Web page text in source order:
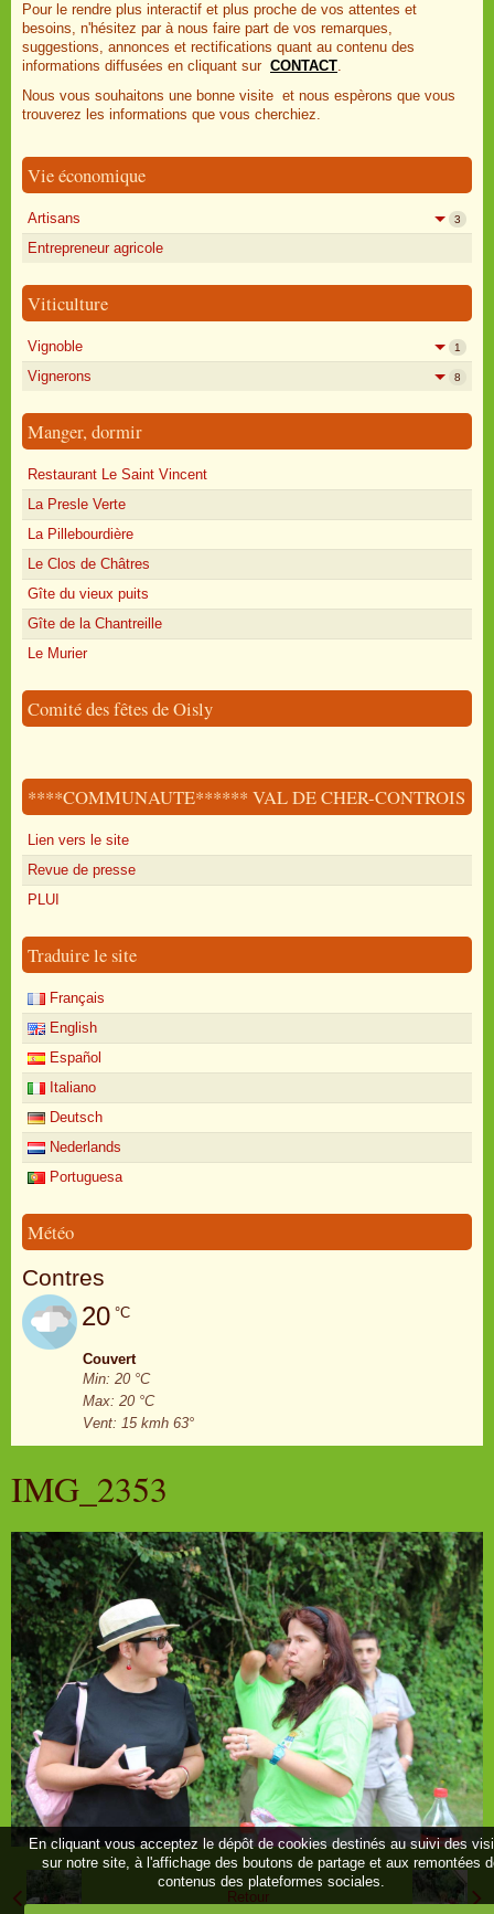
Pour le rendre plus interactif et plus proche de vos attentes et
besoins, n'hésitez par à nous faire part de vos remarques,
suggestions, annonces et rectifications quant au contenu des
informations diffusées en cliquant sur CONTACT.
Nous vous souhaitons une bonne visite et nous espèrons que vous
trouverez les informations que vous cherchiez.
Vie économique
Artisans 3
Entrepreneur agricole
Viticulture
Vignoble 1
Vignerons 8
Manger, dormir
Restaurant Le Saint Vincent
La Presle Verte
La Pillebourdière
Le Clos de Châtres
Gîte du vieux puits
Gîte de la Chantreille
Le Murier
Comité des fêtes de Oisly
****COMMUNAUTE****** VAL DE CHER-CONTROIS
Lien vers le site
Revue de presse
PLUI
Traduire le site
Français
English
Español
Italiano
Deutsch
Nederlands
Portuguesa
Météo
Contres
20 °C
Couvert
Min: 20 °C
Max: 20 °C
Vent: 15 kmh 63°
IMG_2353
Retour
En cliquant vous acceptez le dépôt de cookies destinés au suivi des
sur notre site, à l'affichage des boutons de partage et aux remontées
contenus des plateformes sociales.